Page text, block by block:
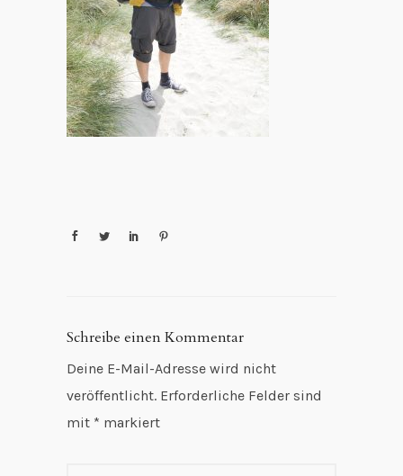
Schreibe einen Kommentar
Deine E-Mail-Adresse wird nicht
veröffentlicht. Erforderliche Felder sind
mit * markiert